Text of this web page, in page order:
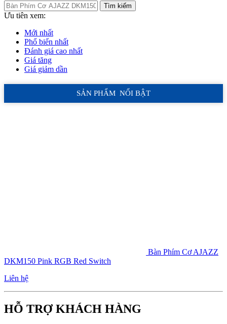
Tìm kiếm
Ưu tiên xem:
Mới nhất
Phổ biến nhất
Đánh giá cao nhất
Giá tăng
Giá giảm dần
SẢN PHẨM NỔI BẬT
Bàn Phím Cơ AJAZZ
DKM150 Pink RGB Red Switch
Liên hệ
HỖ TRỢ KHÁCH HÀNG